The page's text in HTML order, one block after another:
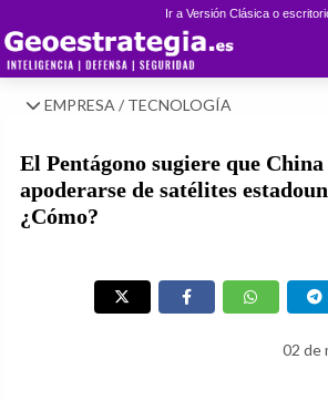
Ir a Versión Clásica o
EMPRESA / TECNOLOGÍA
El Pentágono sugiere que China
apoderarse de satélites
¿Cómo?
02 de